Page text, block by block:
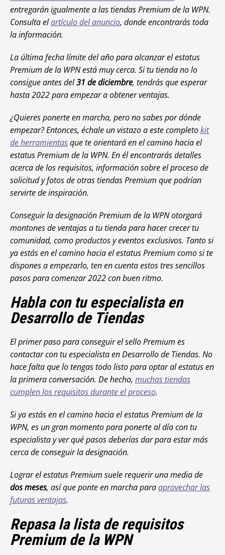
entregarán igualmente a las tiendas Premium de la WPN.
Consulta elartículo del anuncio, donde encontrarás toda
la información.
La última fecha límite del año para alcanzar el estatus
Premium de la WPN está muy cerca. Si tu tienda no lo
consigue antes del31 de diciembre, tendrás que esperar
hasta 2022 para empezar a obtener ventajas.
¿Quieres ponerte en marcha, pero no sabes por dónde
empezar? Entonces, échale un vistazo a este completokit
de herramientasque te orientará en el camino hacia el
estatus Premium de la WPN. En él encontrarás detalles
acerca de los requisitos, información sobre el proceso de
solicitud y fotos de otras tiendas Premium que podrían
servirte de inspiración.
Conseguir la designación Premium de la WPN otorgará
montones de ventajas a tu tienda para hacer crecer tu
comunidad, como productos y eventos exclusivos. Tanto si
ya estás en el camino hacia el estatus Premium como si te
dispones a empezarlo, ten en cuenta estos tres sencillos
pasos para comenzar 2022 con buen ritmo.
Habla con tu especialista en
Desarrollo de Tiendas
El primer paso para conseguir el sello Premium es
contactar con tu especialista en Desarrollo de Tiendas. No
hace falta que lo tengas todo listo para optar al estatus en
la primera conversación. De hecho, muchas tiendas
cumplen los requisitos durante el proceso.
Si ya estás en el camino hacia el estatus Premium de la
WPN, es un gran momento para ponerte al día con tu
especialista y ver qué pasos deberías dar para estar más
cerca de conseguir la designación.
Lograr el estatus Premium suele requerir una media de
dos meses, así que ponte en marcha paraaprovechar las
futuras ventajas.
Repasa la lista de requisitos
Premium de la WPN